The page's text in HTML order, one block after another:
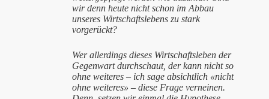
wir denn heute nicht schon im Abbau
unseres Wirtschaftslebens zu stark
vorgerückt?
Wer allerdings dieses Wirtschaftsleben der
Gegenwart durchschaut, der kann nicht so
ohne weiteres – ich sage absichtlich «nicht
ohne weiteres» – diese Frage verneinen.